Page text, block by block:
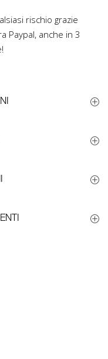
rischio grazie
Paypal, anche in 3